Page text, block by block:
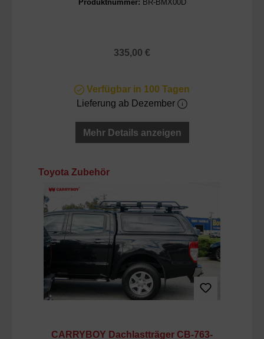
Produktnummer: BR-BMX00D
Regulärer Preis:
335,00 €
Verfügbar in 100 Tagen
Lieferung ab Dezember
Mehr Details anzeigen
Produktgalerie überspringen
Toyota Zubehör
CARRYBOY Dachlastträger CB-763-